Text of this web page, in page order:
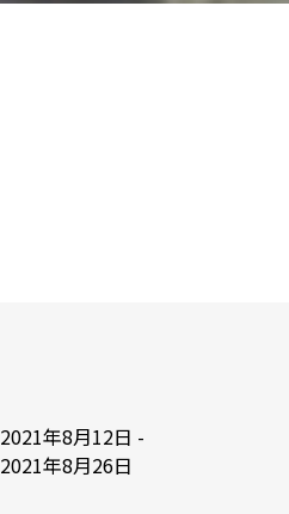
2021年8月12日 -
2021年8月26日